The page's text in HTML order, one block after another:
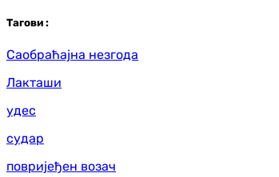
Тагови :
Саобраћајна незгода
Лакташи
удес
судар
повријеђен возач